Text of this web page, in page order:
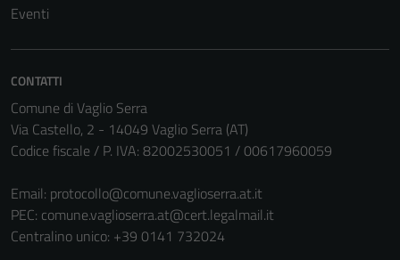
Eventi
CONTATTI
Comune di Vaglio Serra
Via Castello, 2 - 14049 Vaglio Serra (AT)
Codice fiscale / P. IVA: 82002530051 / 00617960059
Email: protocollo@comune.vaglioserra.at.it
PEC: comune.vaglioserra.at@cert.legalmail.it
Centralino unico: +39 0141 732024